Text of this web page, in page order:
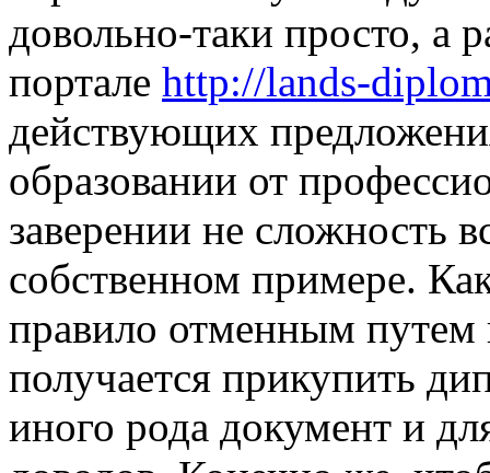
довольно-таки просто, а
портале http://lands-
действующих
образовании от
заверении не сложность
собственном примере.
правило отменным путем
получается прикупить
иного рода документ и